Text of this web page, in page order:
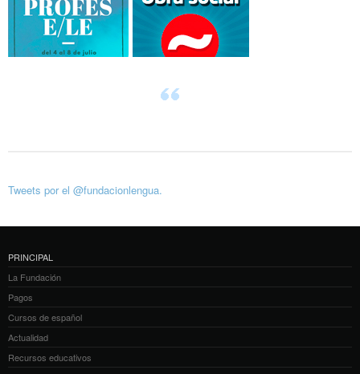
Tweets por el @fundacionlengua.
PRINCIPAL
La Fundación
Pagos
Cursos de español
Actualidad
Recursos educativos